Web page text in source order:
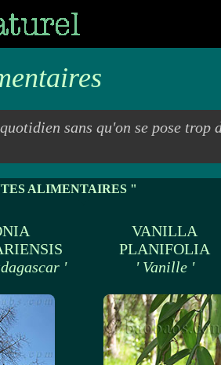
sans qu'on se pose trop
ALIMENTAIRES "
'
VANILLA
PLANIFOLIA
' Vanille '